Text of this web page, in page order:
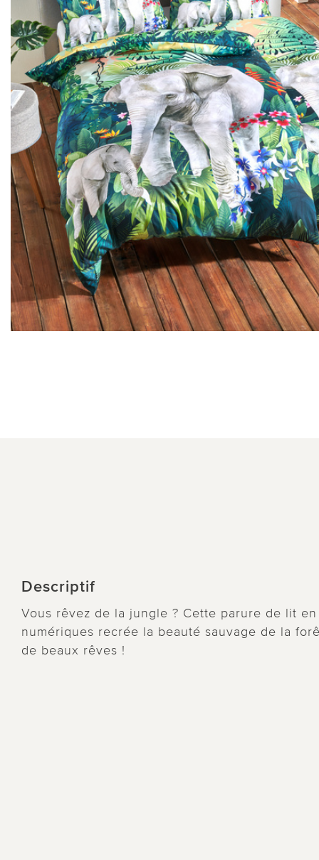
Descriptif
Vous rêvez de la jungle ? Cette parure de lit
numériques recrée la beauté sauvage de la
de beaux rêves !